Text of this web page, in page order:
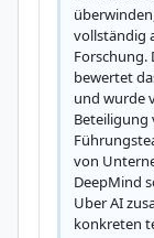
vollständig
Forschung.
bewertet
und wurde
Beteiligung
von
DeepMind
Uber AI
konkreten